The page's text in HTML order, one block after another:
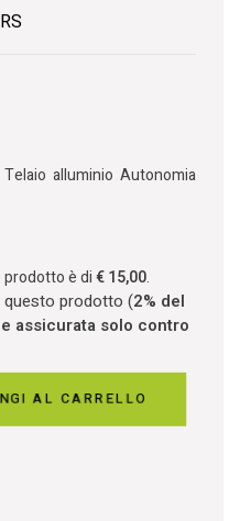
alluminio Autonomia
è di€15,00.
questo prodotto (2% del
assicurata solo contro
AL CARRELLO